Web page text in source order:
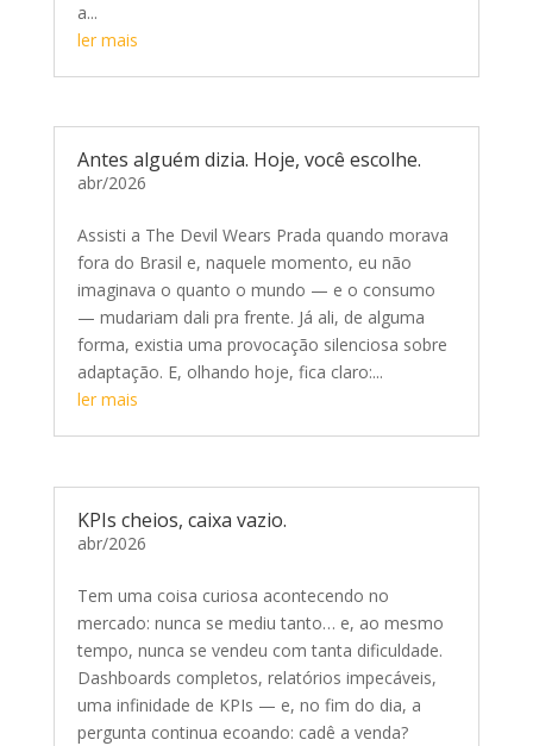
a...
ler mais
Antes alguém dizia. Hoje, você escolhe.
abr/2026
Assisti a The Devil Wears Prada quando morava
fora do Brasil e, naquele momento, eu não
imaginava o quanto o mundo — e o consumo
— mudariam dali pra frente. Já ali, de alguma
forma, existia uma provocação silenciosa sobre
adaptação. E, olhando hoje, fica claro:...
ler mais
KPIs cheios, caixa vazio.
abr/2026
Tem uma coisa curiosa acontecendo no
mercado: nunca se mediu tanto… e, ao mesmo
tempo, nunca se vendeu com tanta dificuldade.
Dashboards completos, relatórios impecáveis,
uma infinidade de KPIs — e, no fim do dia, a
pergunta continua ecoando: cadê a venda?